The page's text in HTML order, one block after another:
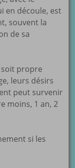
en découle, est
souvent la
de sa
propre
leurs désirs
peut survenir
moins, 1 an, 2
si les